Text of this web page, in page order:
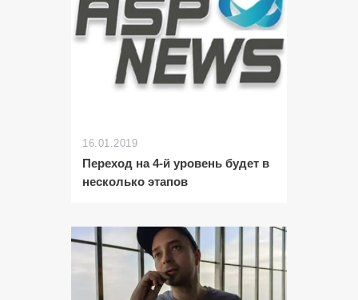
16.01.2019
Переход на 4-й уровень будет в
несколько этапов